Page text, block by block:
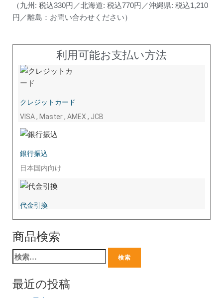
（九州: 税込330円／北海道: 税込770円／沖縄県: 税込1,210
円／離島：お問い合わせください）
利用可能お支払い方法
クレジットカード
VISA , Master , AMEX , JCB
銀行振込
日本国内向け
代金引換
商品検索
最近の投稿